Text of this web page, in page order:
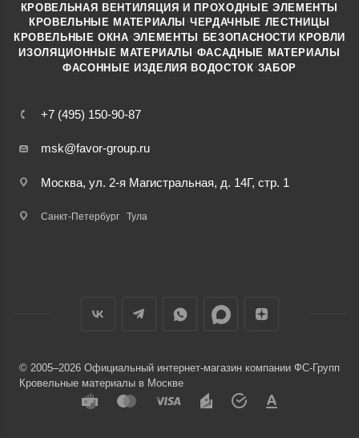
+7 (495) 150-90-87
msk@favor-group.ru
Москва, ул. 2-я Магистральная, д. 14Г, стр. 1
Санкт-Петербург Тула
КРОВЕЛЬНАЯ ВЕНТИЛЯЦИЯ И ПРОХОДНЫЕ ЭЛЕМЕНТЫ
КРОВЕЛЬНЫЕ МАТЕРИАЛЫ ·ЧЕРДАЧНЫЕ ЛЕСТНИЦЫ
КРОВЕЛЬНЫЕ ОКНА ·ЭЛЕМЕНТЫ БЕЗОПАСНОСТИ КРОВЛИ
ИЗОЛЯЦИОННЫЕ МАТЕРИАЛЫ ·ФАСАДНЫЕ МАТЕРИАЛЫ
ФАСОННЫЕ ИЗДЕЛИЯ·ВОДОСТОК ·ЗАБОР
© 2005–2026 Официальный интернет-магазин компании ФС-Групп
Кровельные материалы в Москве